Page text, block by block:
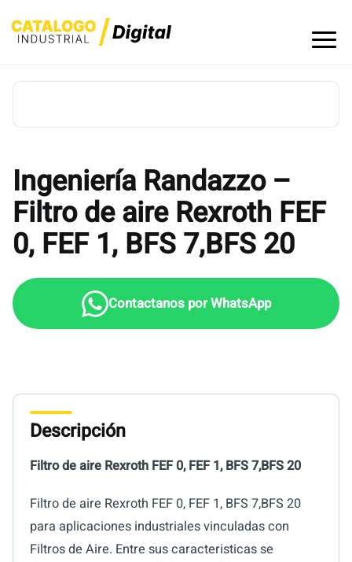
to
Ingeniería Randazzo –
Filtro de aire Rexroth FEF
0, FEF 1, BFS 7,BFS 20
Descripción
Filtro de aire Rexroth FEF 0, FEF 1, BFS 7,BFS 20
Filtro de aire Rexroth FEF 0, FEF 1, BFS 7,BFS 20
para aplicaciones industriales vinculadas con
Filtros de Aire. Entre sus caracteristicas se